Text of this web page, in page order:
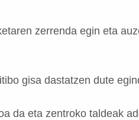
zerrenda egin eta
gisa dastatzen dute
da eta zentroko taldeak